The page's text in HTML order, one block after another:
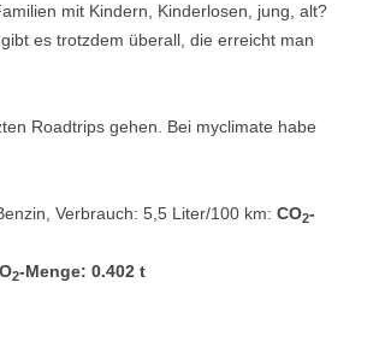
mit Kindern, Kinderlosen, jung, alt?
es trotzdem überall, die erreicht man
Roadtrips gehen. Bei myclimate habe
Verbrauch: 5,5 Liter/100 km: CO2-
2-Menge: 0.402 t